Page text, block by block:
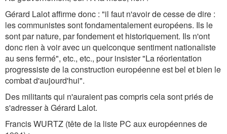
Gérard Lalot affirme donc : "il faut n'avoir de cesse de dire :
les communistes sont fondamentalement européens. Ils le
sont par nature, par fondement et historiquement. Ils n'ont
donc rien à voir avec un quelconque sentiment nationaliste
au sens fermé", etc., etc., pour insister "La réorientation
progressiste de la construction européenne est bel et bien le
combat d'aujourd'hui".
Des militants qui n'auraient pas compris cela sont priés de
s'adresser à Gérard Lalot.
Francis WURTZ (tête de la liste PC aux européennes de